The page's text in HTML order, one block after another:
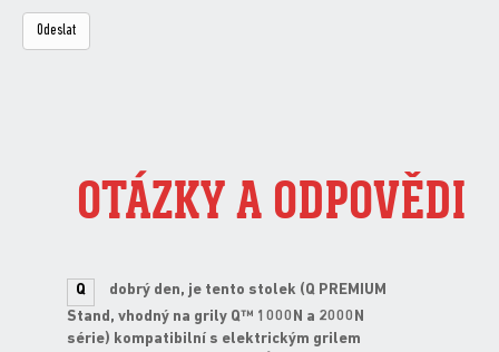
OTÁZKY A ODPOVĚDI
Q
dobrý den, je tento stolek (Q PREMIUM
Stand, vhodný na grily Q™ 1000N a 2000N
série) kompatibilní s elektrickým grilem